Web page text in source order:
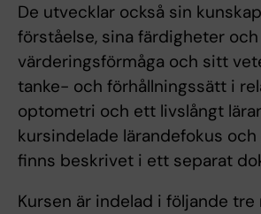
De utvecklar också sin
förståelse, sina färdigheter
värderingsförmåga och sitt
tanke- och förhållningssätt i
optometri och ett livslångt
kursindelade lärandefokus
finns beskrivet i ett separat
Kursen är indelad i följande tre